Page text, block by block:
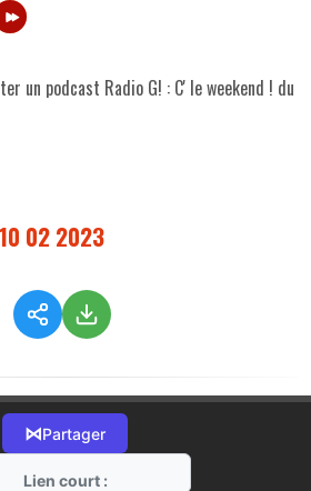
un podcast Radio G! : C' le weekend ! du
02 2023
⋈Partager
Lien court :